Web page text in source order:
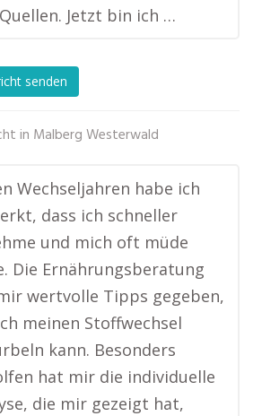
Jetzt bin ich …
senden
in Malberg Westerwald
Wechseljahren habe ich
dass ich schneller
und mich oft müde
Die Ernährungsberatung
wertvolle Tipps gegeben,
meinen Stoffwechsel
kann. Besonders
hat mir die individuelle
die mir gezeigt hat,